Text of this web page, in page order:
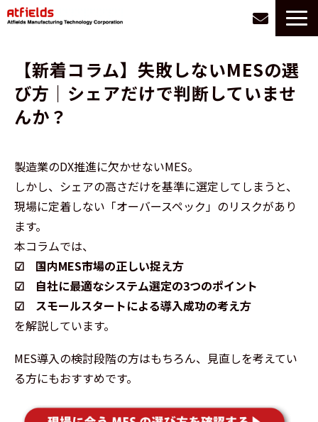
選ばれる理由
お悩み別に探す
採用
【新着コラム】失敗しないMESの選
び方｜シェアだけで判断していませ
んか？
製造業のDX推進に欠かせないMES。
しかし、シェアの高さだけを基準に選定してしまうと、
現場に定着しない「オーバースペック」のリスクがあり
ます。
本コラムでは、
☑ 国内MES市場の正しい捉え方
☑ 自社に最適なシステム選定の3つのポイント
☑ スモールスタートによる導入成功の考え方
を解説しています。
MES導入の検討段階の方はもちろん、見直しを考えてい
る方にもおすすめです。